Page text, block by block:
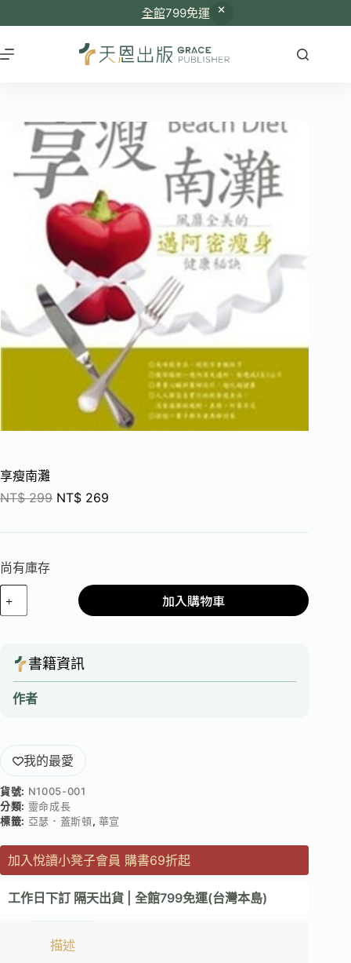
全館799免運
享瘦南灘
NT$299 NT$ 269
尚有庫存
加入購物車
書籍資訊
作者
我的最愛
貨號: N1005-001
分類: 靈命成長
標籤: 亞瑟．蓋斯頓, 華宣
加入悅讀小凳子會員 購書69折起
工作日下訂 隔天出貨 | 全館799免運(台灣本島)
描述